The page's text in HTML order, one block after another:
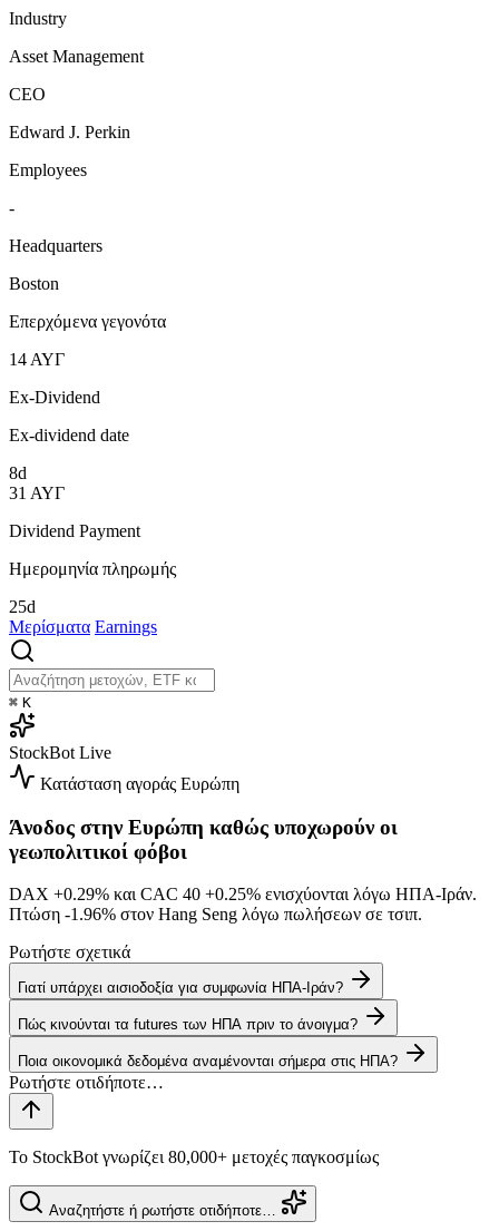
Industry
Asset Management
CEO
Edward J. Perkin
Employees
-
Headquarters
Boston
Επερχόμενα γεγονότα
14 ΑΥΓ
Ex-Dividend
Ex-dividend date
8d
31 ΑΥΓ
Dividend Payment
Ημερομηνία πληρωμής
25d
Μερίσματα Earnings
⌘ K
StockBot Live
Κατάσταση αγοράς Ευρώπη
Άνοδος στην Ευρώπη καθώς υποχωρούν οι
γεωπολιτικοί φόβοι
DAX +0.29% και CAC 40 +0.25% ενισχύονται λόγω ΗΠΑ-Ιράν.
Πτώση -1.96% στον Hang Seng λόγω πωλήσεων σε τσιπ.
Ρωτήστε σχετικά
Γιατί υπάρχει αισιοδοξία για συμφωνία ΗΠΑ-Ιράν?
Πώς κινούνται τα futures των ΗΠΑ πριν το άνοιγμα?
Ποια οικονομικά δεδομένα αναμένονται σήμερα στις ΗΠΑ?
Το StockBot γνωρίζει 80,000+ μετοχές παγκοσμίως
Αναζητήστε ή ρωτήστε οτιδήποτε…